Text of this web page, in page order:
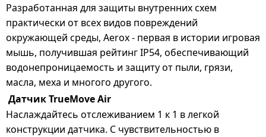
Разработанная для защиты внутренних схем
практически от всех видов повреждений
окружающей среды, Aerox - первая в истории игровая
мышь, получившая рейтинг IP54, обеспечивающий
водонепроницаемость и защиту от пыли, грязи,
масла, меха и многого другого.
Датчик TrueMove Air
Наслаждайтесь отслеживанием 1 к 1 в легкой
конструкции датчика. С чувствительностью в